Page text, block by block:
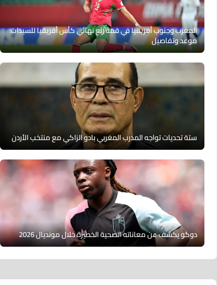
المغرب وجنوب أفريقيا في قمة ربع نهائي كأس أفريقيا للسيدات:
موعد وتفاصيل
ستة تحديات تواجه المدرب المغربي بادو الزاكي مع منتخب الأردن
دوكو يكشف عن معاناته الصحية الخطيرة خلال مونديال 2026